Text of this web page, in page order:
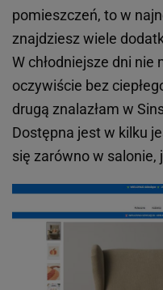
pomieszczeń, to w
znajdziesz wiele
W chłodniejsze dni nie
oczywiście bez
drugą znalazłam w
Dostępna jest w kilku
się zarówno w salonie,